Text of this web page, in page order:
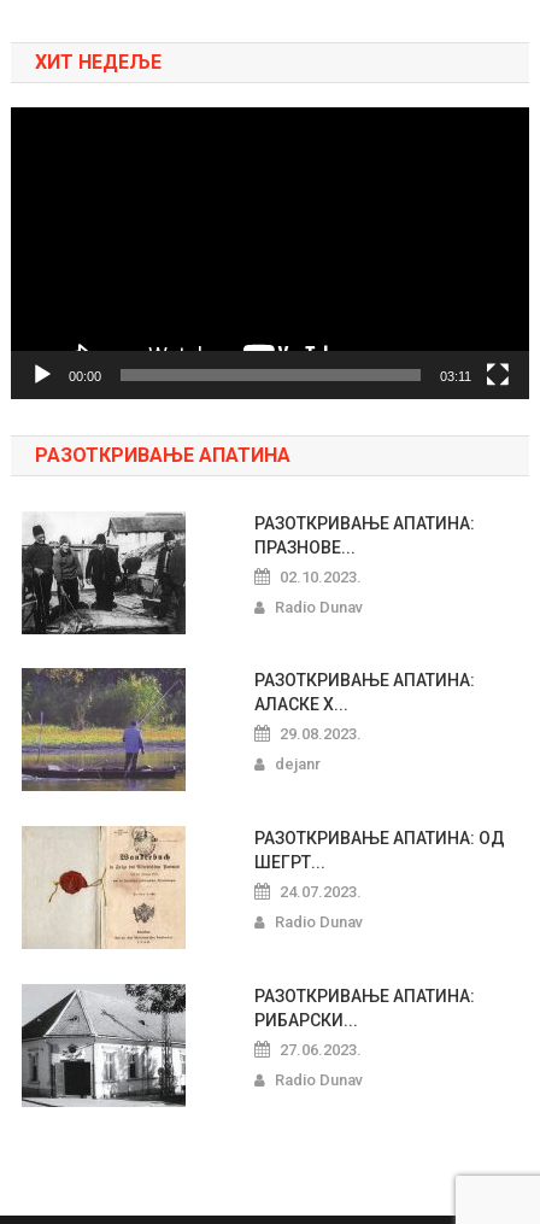
ХИТ НЕДЕЉЕ
00:00 03:11
РАЗОТКРИВАЊЕ АПАТИНА
РАЗОТКРИВАЊЕ АПАТИНА:
ПРАЗНОВЕ...
02.10.2023.
Radio Dunav
РАЗОТКРИВАЊЕ АПАТИНА:
АЛАСКЕ Х...
29.08.2023.
dejanr
РАЗОТКРИВАЊЕ АПАТИНА: ОД
ШЕГРТ...
24.07.2023.
Radio Dunav
РАЗОТКРИВАЊЕ АПАТИНА:
РИБАРСКИ...
27.06.2023.
Radio Dunav